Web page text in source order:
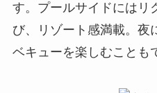
す。プールサイドにはリ
び、リゾート感満載。夜
ベキューを楽しむことも